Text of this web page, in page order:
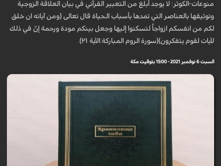
منوعات-الكوثر: لا يوجد أبلغ من التعبير القرآني في بيان العلاقة الزوجية
وتوثيقها بالعناصر التي تمدها بأسباب الحياة قال تعالى (ومن آياته ان خلق
لكم من انفسكم ازواجاً لتسكنوا إليها وجعل بينكم مودة ورحمة إنّ في ذلك
لآيات لقوم يتفكرون)(سورة الروم المباركة:الآية ٢١).
السبت 6 نوفمبر 2021 - 15:00 بتوقيت مكة